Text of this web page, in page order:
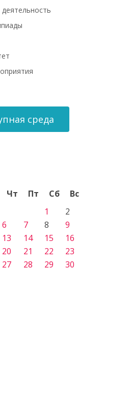
среда
Чт Пт Сб
Вс
1
2
6 7 8
9
13 14 15
16
20 21 22
23
27 28 29 30